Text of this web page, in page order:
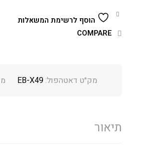
הוסף לרשימת המשאלות
COMPARE
מק״ט דאטהפול: EB-X49
תיאור